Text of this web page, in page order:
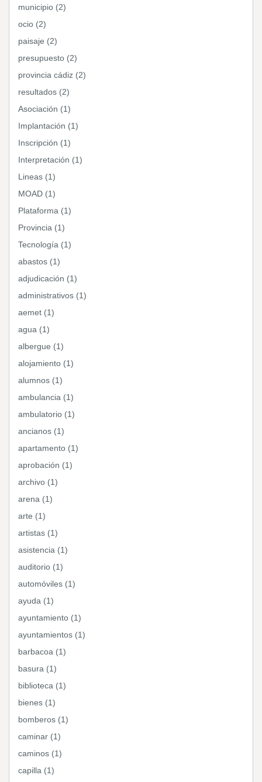
municipio (2)
ocio (2)
paisaje (2)
presupuesto (2)
provincia cádiz (2)
resultados (2)
Asociación (1)
Implantación (1)
Inscripción (1)
Interpretación (1)
Lineas (1)
MOAD (1)
Plataforma (1)
Provincia (1)
Tecnología (1)
abastos (1)
adjudicación (1)
administrativos (1)
aemet (1)
agua (1)
albergue (1)
alojamiento (1)
alumnos (1)
ambulancia (1)
ambulatorio (1)
ancianos (1)
apartamento (1)
aprobación (1)
archivo (1)
arena (1)
arte (1)
artistas (1)
asistencia (1)
auditorio (1)
automóviles (1)
ayuda (1)
ayuntamiento (1)
ayuntamientos (1)
barbacoa (1)
basura (1)
biblioteca (1)
bienes (1)
bomberos (1)
caminar (1)
caminos (1)
capilla (1)